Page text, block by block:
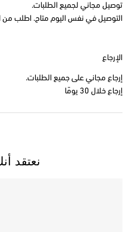
توصيل مجاني لجميع الطلبات.
التوصيل في نفس اليوم متاح. اطلب من
الإرجاع
إرجاع مجاني على جميع الطلبات.
إرجاع خلال 30 يومًا
نعتقد